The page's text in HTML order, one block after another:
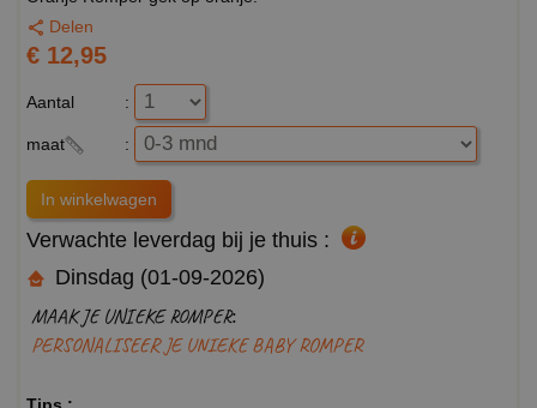
Delen
€ 12,95
Aantal :
maat :
Verwachte leverdag bij je thuis :
Dinsdag (01-09-2026)
MAAK JE UNIEKE ROMPER:
PERSONALISEER JE UNIEKE BABY ROMPER